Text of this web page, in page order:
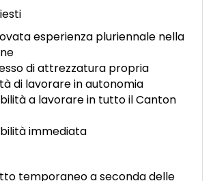
esperienza pluriennale nella
di attrezzatura propria
di lavorare in autonomia
a lavorare in tutto il Canton
immediata
temporaneo a seconda delle